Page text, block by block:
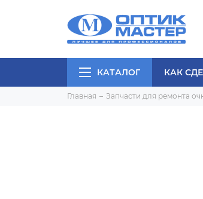
КАТАЛОГ КАК
Главная Запчасти для ремонта